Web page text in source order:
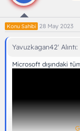
Konu Sahibi 28 May 2023
Yavuzkagan42' Alıntı:
Microsoft dışındaki